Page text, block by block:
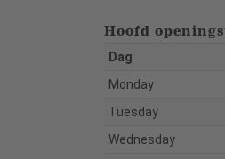
Hoofd
Dag
Monday
Tuesday
Wednesday